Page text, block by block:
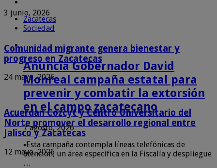
3 junio, 2026
Comunidad migrante genera bienestar y
progreso en Zacatecas
24 mayo, 2026
Acuerdan Cozcyt y Centro Universitario del
Norte promover el desarrollo regional entre
Jalisco y Zacatecas
12 mayo, 2026
Zacatecas
Sociedad
Anuncia Gobernador David
Monreal campaña estatal para
prevenir y combatir la extorsión
en el campo zacatecano
7 agosto, 2026
▪️Esta campaña contempla líneas telefónicas de
atención, un área específica en la Fiscalía y despliegue
…